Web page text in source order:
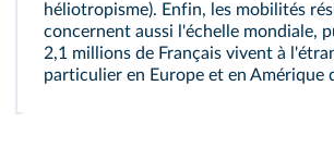
héliotropisme). Enfin, les mobilités
concernent aussi l'échelle mondiale,
2,1 millions de Français vivent à
particulier en Europe et en Amérique